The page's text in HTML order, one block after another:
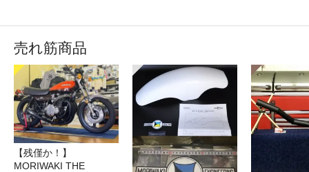
売れ筋商品
【残僅か！】
MORIWAKI THE